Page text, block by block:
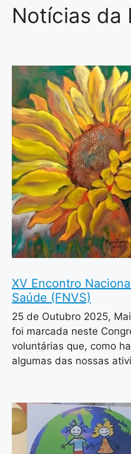
Notícias da
XV Encontro
Saúde (FNVS)
25 de Outubro 2025,
foi marcada neste
voluntárias que, como
algumas das nossas